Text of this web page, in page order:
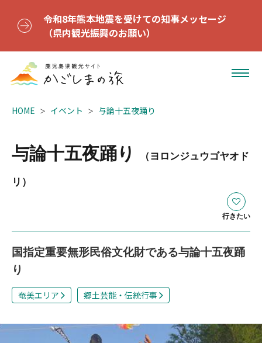
令和8年熊本地震を受けての知事メッセージ
（県内観光振興のお願い）
HOME イベント 与論十五夜踊り
与論十五夜踊り （ヨロンジュウゴヤオド
リ）
行きたい
国指定重要無形民俗文化財である与論十五夜踊
り
奄美エリア 郷土芸能・伝統行事